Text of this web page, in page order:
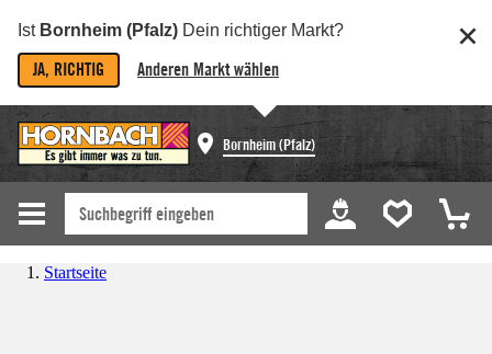
Ist Bornheim (Pfalz) Dein richtiger Markt?
JA, RICHTIG Anderen Markt wählen
Bornheim (Pfalz)
Startseite